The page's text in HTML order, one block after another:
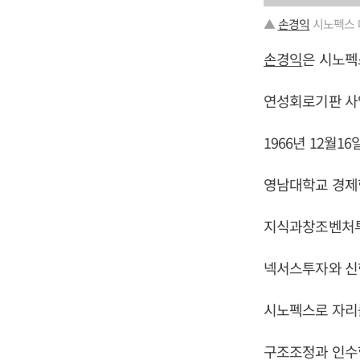
▲손경익 시노펙스
손경익은 시노
연성회로기판
1966년 12월16
영남대학교 경
지식과창조벤
넥서스투자와
시노펙스로 자
구조조정과 인